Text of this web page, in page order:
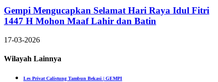
Gempi Mengucapkan Selamat Hari Raya Idul Fitri
1447 H Mohon Maaf Lahir dan Batin
17-03-2026
Wilayah Lainnya
Les Privat Calistung Tambun Bekasi | GEMPI